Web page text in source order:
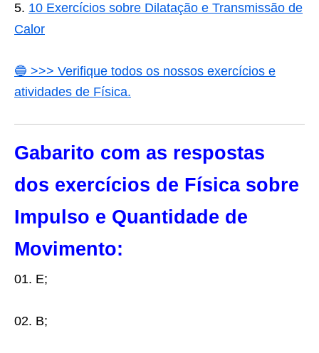
10 Exercícios sobre Dilatação e Transmissão de
Calor
🔵 >>> Verifique todos os nossos exercícios e
atividades de Física.
Gabarito com as respostas
dos exercícios de Física sobre
Impulso e Quantidade de
Movimento:
01. E;
02. B;